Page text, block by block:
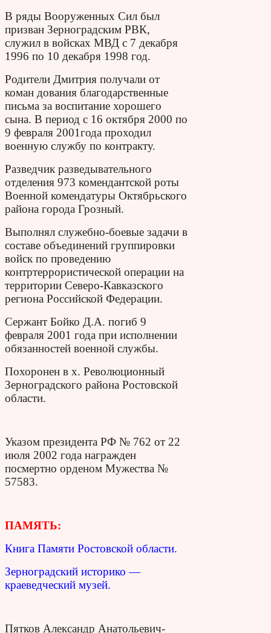
В ряды Вооруженных Сил был
призван Зерноградским РВК,
служил в войсках МВД с 7 декабря
1996 по 10 декабря 1998 год.
Родители Дмитрия получали от
коман дования благодарственные
письма за воспитание хорошего
сына. В период с 16 октября 2000 по
9 февраля 2001года проходил
военную службу по контракту.
Разведчик разведывательного
отделения 973 комендантской роты
Военной комендатуры Октябрьского
района города Грозный.
Выполнял служебно-боевые задачи в
составе объединений группировки
войск по проведению
контртеррористической операции на
территории Северо-Кавказского
региона Российской Федерации.
Сержант Бойко Д.А. погиб 9
февраля 2001 года при исполнении
обязанностей военной службы.
Похоронен в х. Революционный
Зерноградского района Ростовской
области.
Указом президента РФ № 762 от 22
июля 2002 года награжден
посмертно орденом Мужества №
57583.
ПАМЯТЬ:
Книга Памяти Ростовской области.
Зерноградский историко —
краеведческий музей.
Пятков Александр Анатольевич-